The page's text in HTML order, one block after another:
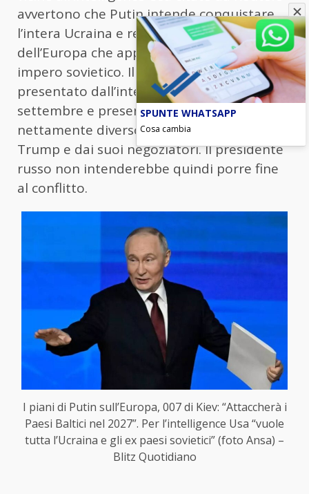
avvertono che Putin intende conquistare
l’intera Ucraina e reclamare parti
dell’Europa che appartenevano all’ex
impero sovietico. Il report più recente
presentato dall’intelligence risale a fine
settembre e presenta “un quadro
nettamente diverso” da quello dipinto da
Trump e dai suoi negoziatori. Il presidente
russo non intenderebbe quindi porre fine
al conflitto.
I piani di Putin sull’Europa, 007 di Kiev: “Attaccherà i
Paesi Baltici nel 2027”. Per l’intelligence Usa “vuole
tutta l’Ucraina e gli ex paesi sovietici” (foto Ansa) –
Blitz Quotidiano
SPUNTE WHATSAPP
Cosa cambia